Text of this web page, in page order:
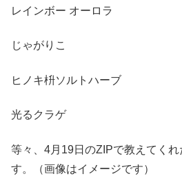
レインボー オーロラ
じゃがりこ
ヒノキ枡ソルトハーブ
光るクラゲ
等々、4月19日のZIPで教えてく
す。（画像はイメージです）